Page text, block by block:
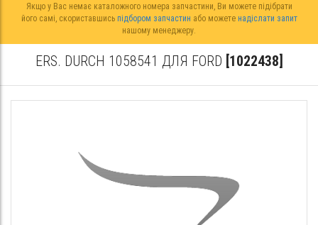
Якщо у Вас немає каталожного номера запчастини, Ви можете підібрати
його самі, скориставшись підбором запчастин або можете надіслати запит
нашому менеджеру.
ERS. DURCH 1058541 ДЛЯ FORD [1022438]